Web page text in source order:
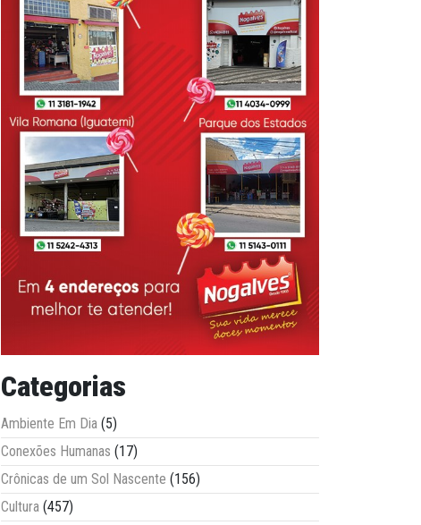
Categorias
Ambiente Em Dia (5)
Conexões Humanas (17)
Crônicas de um Sol Nascente (156)
Cultura (457)